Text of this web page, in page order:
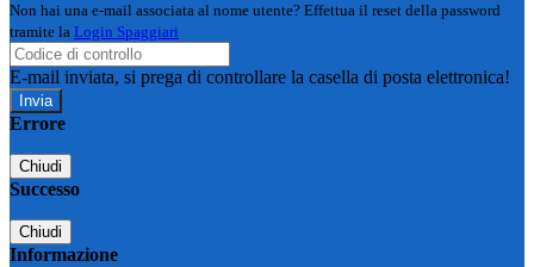
Non hai una e-mail associata al nome utente? Effettua il reset della password
tramite la Login Spaggiari
E-mail inviata, si prega di controllare la casella di posta elettronica!
Errore
Chiudi
Successo
Chiudi
Informazione